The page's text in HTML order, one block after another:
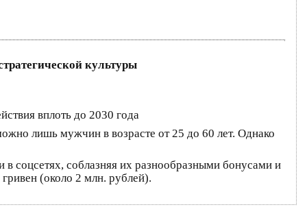
культуры
вплоть до 2030 года
лишь мужчин в возрасте от 25 до 60 лет. Однако
соцсетях, соблазняя их разнообразными бонусами и
(около 2 млн. рублей).